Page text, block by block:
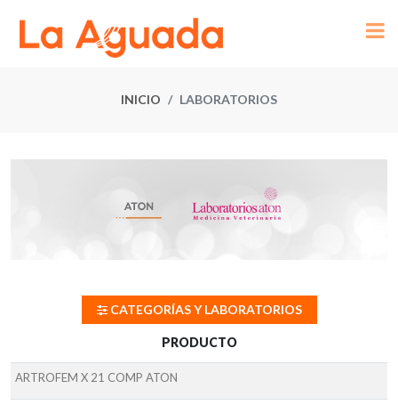
INICIO LABORATORIOS
CATEGORÍAS Y LABORATORIOS
PRODUCTO
ARTROFEM X 21 COMP ATON